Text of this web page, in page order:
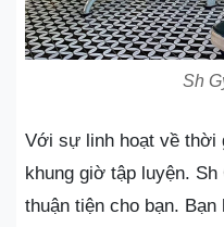
Sh
Với sự linh hoạt về thời
khung giờ tập luyện.
thuận tiện cho bạn.